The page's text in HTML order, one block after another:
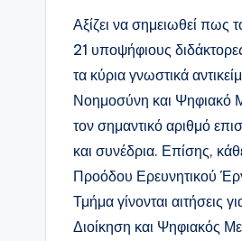
Αξίζει να σημειωθεί πως
21 υποψήφιους
τα κύρια γνωστικά
Νοημοσύνη και Ψηφιακό
τον σημαντικό αριθμό
και συνέδρια. Επίσης,
Προόδου Ερευνητικού
Τμήμα γίνονται αιτήσεις
Διοίκηση και Ψηφιακός